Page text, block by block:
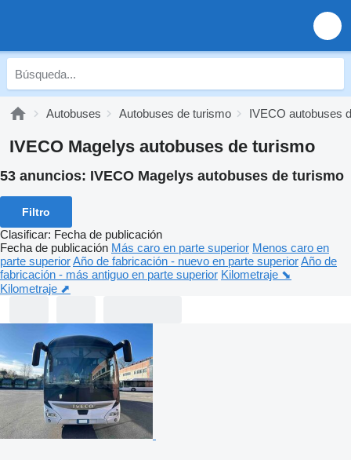
Autobuses Autobuses de turismo IVECO autobuses
IVECO Magelys autobuses de turismo
53 anuncios: IVECO Magelys autobuses de turismo
Filtro
Clasificar: Fecha de publicación
Fecha de publicación Más caro en parte superior Menos caro en
parte superiorAño de fabricación - nuevo en parte superiorAño de
fabricación - más antiguo en parte superior Kilometraje ⬊
Kilometraje ⬈